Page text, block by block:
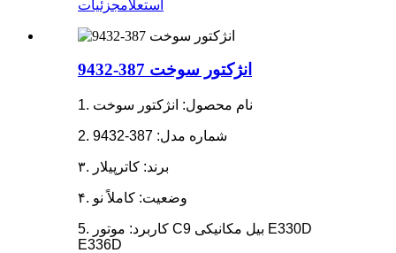
استعلامجزئیات
انژکتور سوخت 387-9432
1. نام محصول: انژکتور سوخت
2. شماره مدل: 387-9432
۳. برند: کاترپیلار
۴. وضعیت: کاملاً نو
5. کاربرد: موتور C9 بیل مکانیکی E330D
E336D